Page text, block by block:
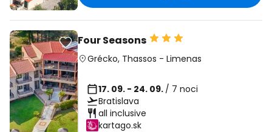
Four Seasons
Grécko, Thassos - Limenas
17. 09. - 24. 09. / 7 noci
Bratislava
all inclusive
kartago.sk